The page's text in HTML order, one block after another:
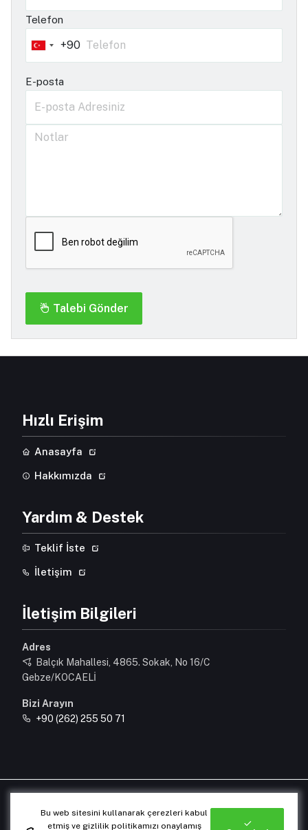
Telefon
Turkey
+90
+90
E-posta
Talebi Gönder
Hızlı Erişim
Anasayfa
Hakkımızda
Yardım & Destek
Teklif İste
İletişim
İletişim Bilgileri
Adres
Balçık Mahallesi, 4865. Sokak, No 16/C
Gebze/KOCAELİ
Bizi Arayın
+90 (262) 255 50 71
Designed & Developed byOrhunAjans
Bu web sitesini kullanarak çerezleri kabul
etmiş ve gizlilik politikamızı onaylamış